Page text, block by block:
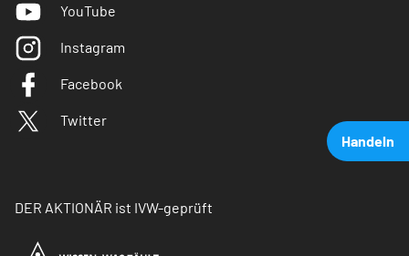
Handeln
YouTube
Instagram
Facebook
Twitter
DER AKTIONÄR ist IVW-geprüft